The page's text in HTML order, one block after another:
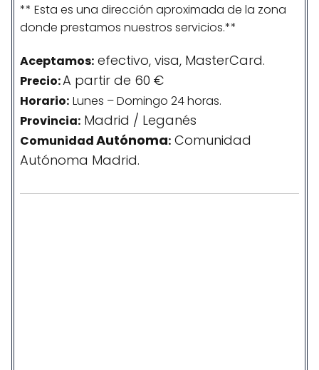
** Esta es una dirección aproximada de la zona
donde prestamos nuestros servicios.**
Aceptamos: efectivo, visa, MasterCard.
Precio:A partir de 60 €
Horario: Lunes – Domingo 24 horas.
Provincia: Madrid / Leganés
ComunidadAutónoma: Comunidad
Autónoma Madrid.